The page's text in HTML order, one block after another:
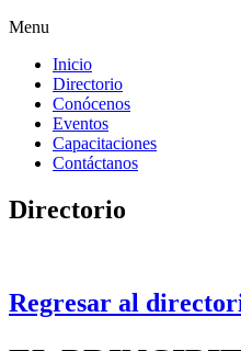
Menu
Inicio
Directorio
Conócenos
Eventos
Capacitaciones
Contáctanos
Directorio
Regresar al